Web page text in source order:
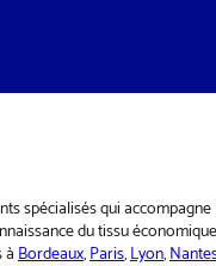
spécialisés qui
du tissu
àBordeaux,Paris,Lyon,